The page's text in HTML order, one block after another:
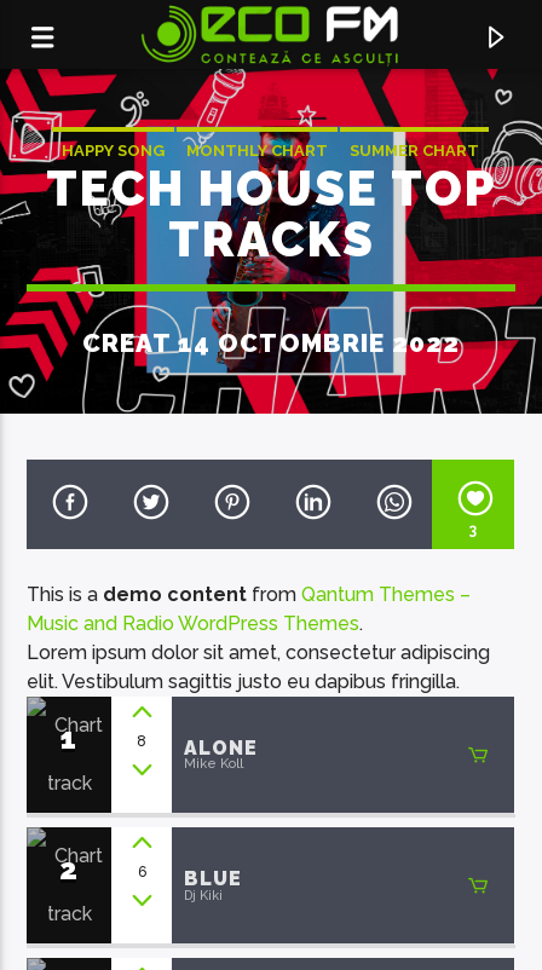
ACUM ÎN DIRECT
MMM
MINELLI
EcoFM Chisinau
HAPPY SONG MONTHLY CHART SUMMER CHART
TECH HOUSE
TECH HOUSE TOP
TRACKS
CREAT 14 OCTOMBRIE 2022
3
This is a demo content fromQantum Themes –
Music and Radio WordPress Themes.
Lorem ipsum dolor sit amet, consectetur adipiscing
elit. Vestibulum sagittis justo eu dapibus fringilla.
1 8 ALONE
Mike Koll
2 6 BLUE
Dj Kiki